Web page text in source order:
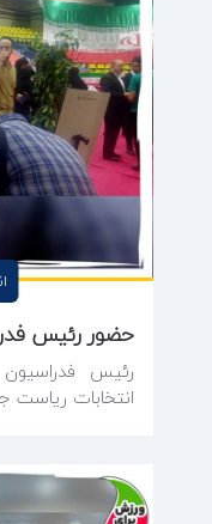
رئیس
انتخابات